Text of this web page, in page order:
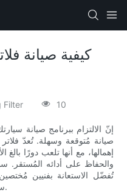
كيفية صيانة
Filter 10
إنّ الالتزام ببرنامج صيانة
صيانة مُتوقعة وسهلة. تُعدّ فلاتر
إهمالها، مع أنها تلعب دورًا
والحفاظ على أدائه المُستقر.
تُفضّل الاستعانة بفنيين
سيوفر عليك الوقت والمال والجهد لاحقًا.